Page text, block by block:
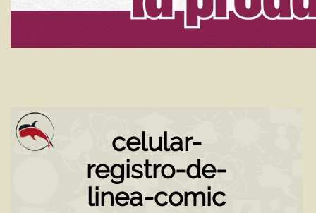
celular-
registro-de-
linea-comic